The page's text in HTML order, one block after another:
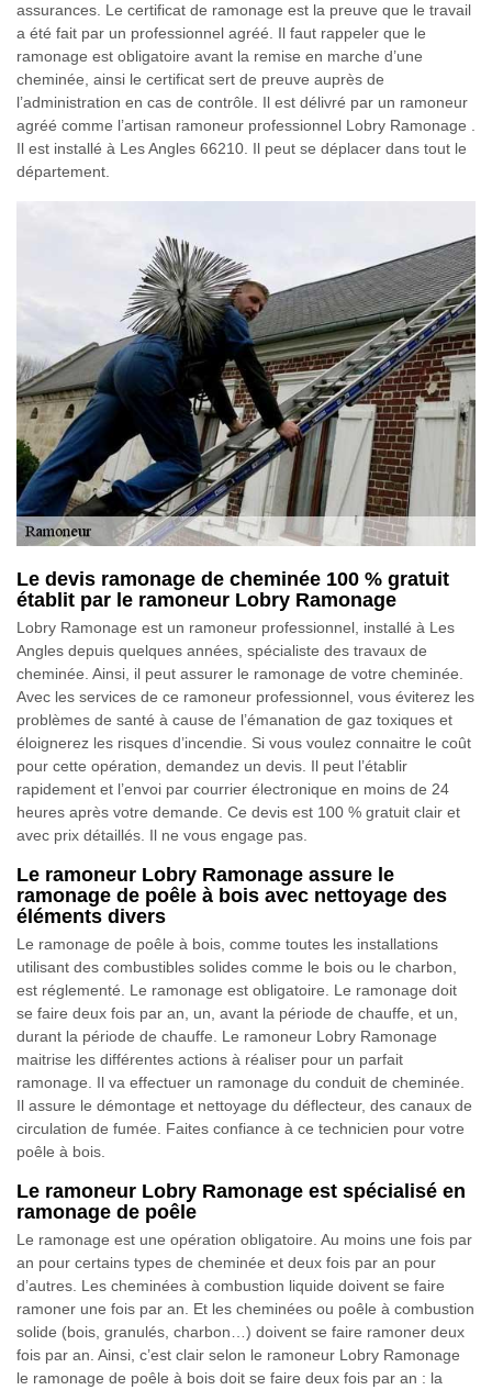
assurances. Le certificat de ramonage est la preuve que le travail
a été fait par un professionnel agréé. Il faut rappeler que le
ramonage est obligatoire avant la remise en marche d’une
cheminée, ainsi le certificat sert de preuve auprès de
l’administration en cas de contrôle. Il est délivré par un ramoneur
agréé comme l’artisan ramoneur professionnel Lobry Ramonage .
Il est installé à Les Angles 66210. Il peut se déplacer dans tout le
département.
Le devis ramonage de cheminée 100 % gratuit
établit par le ramoneur Lobry Ramonage
Lobry Ramonage est un ramoneur professionnel, installé à Les
Angles depuis quelques années, spécialiste des travaux de
cheminée. Ainsi, il peut assurer le ramonage de votre cheminée.
Avec les services de ce ramoneur professionnel, vous éviterez les
problèmes de santé à cause de l’émanation de gaz toxiques et
éloignerez les risques d’incendie. Si vous voulez connaitre le coût
pour cette opération, demandez un devis. Il peut l’établir
rapidement et l’envoi par courrier électronique en moins de 24
heures après votre demande. Ce devis est 100 % gratuit clair et
avec prix détaillés. Il ne vous engage pas.
Le ramoneur Lobry Ramonage assure le
ramonage de poêle à bois avec nettoyage des
éléments divers
Le ramonage de poêle à bois, comme toutes les installations
utilisant des combustibles solides comme le bois ou le charbon,
est réglementé. Le ramonage est obligatoire. Le ramonage doit
se faire deux fois par an, un, avant la période de chauffe, et un,
durant la période de chauffe. Le ramoneur Lobry Ramonage
maitrise les différentes actions à réaliser pour un parfait
ramonage. Il va effectuer un ramonage du conduit de cheminée.
Il assure le démontage et nettoyage du déflecteur, des canaux de
circulation de fumée. Faites confiance à ce technicien pour votre
poêle à bois.
Le ramoneur Lobry Ramonage est spécialisé en
ramonage de poêle
Le ramonage est une opération obligatoire. Au moins une fois par
an pour certains types de cheminée et deux fois par an pour
d’autres. Les cheminées à combustion liquide doivent se faire
ramoner une fois par an. Et les cheminées ou poêle à combustion
solide (bois, granulés, charbon…) doivent se faire ramoner deux
fois par an. Ainsi, c’est clair selon le ramoneur Lobry Ramonage
le ramonage de poêle à bois doit se faire deux fois par an : la